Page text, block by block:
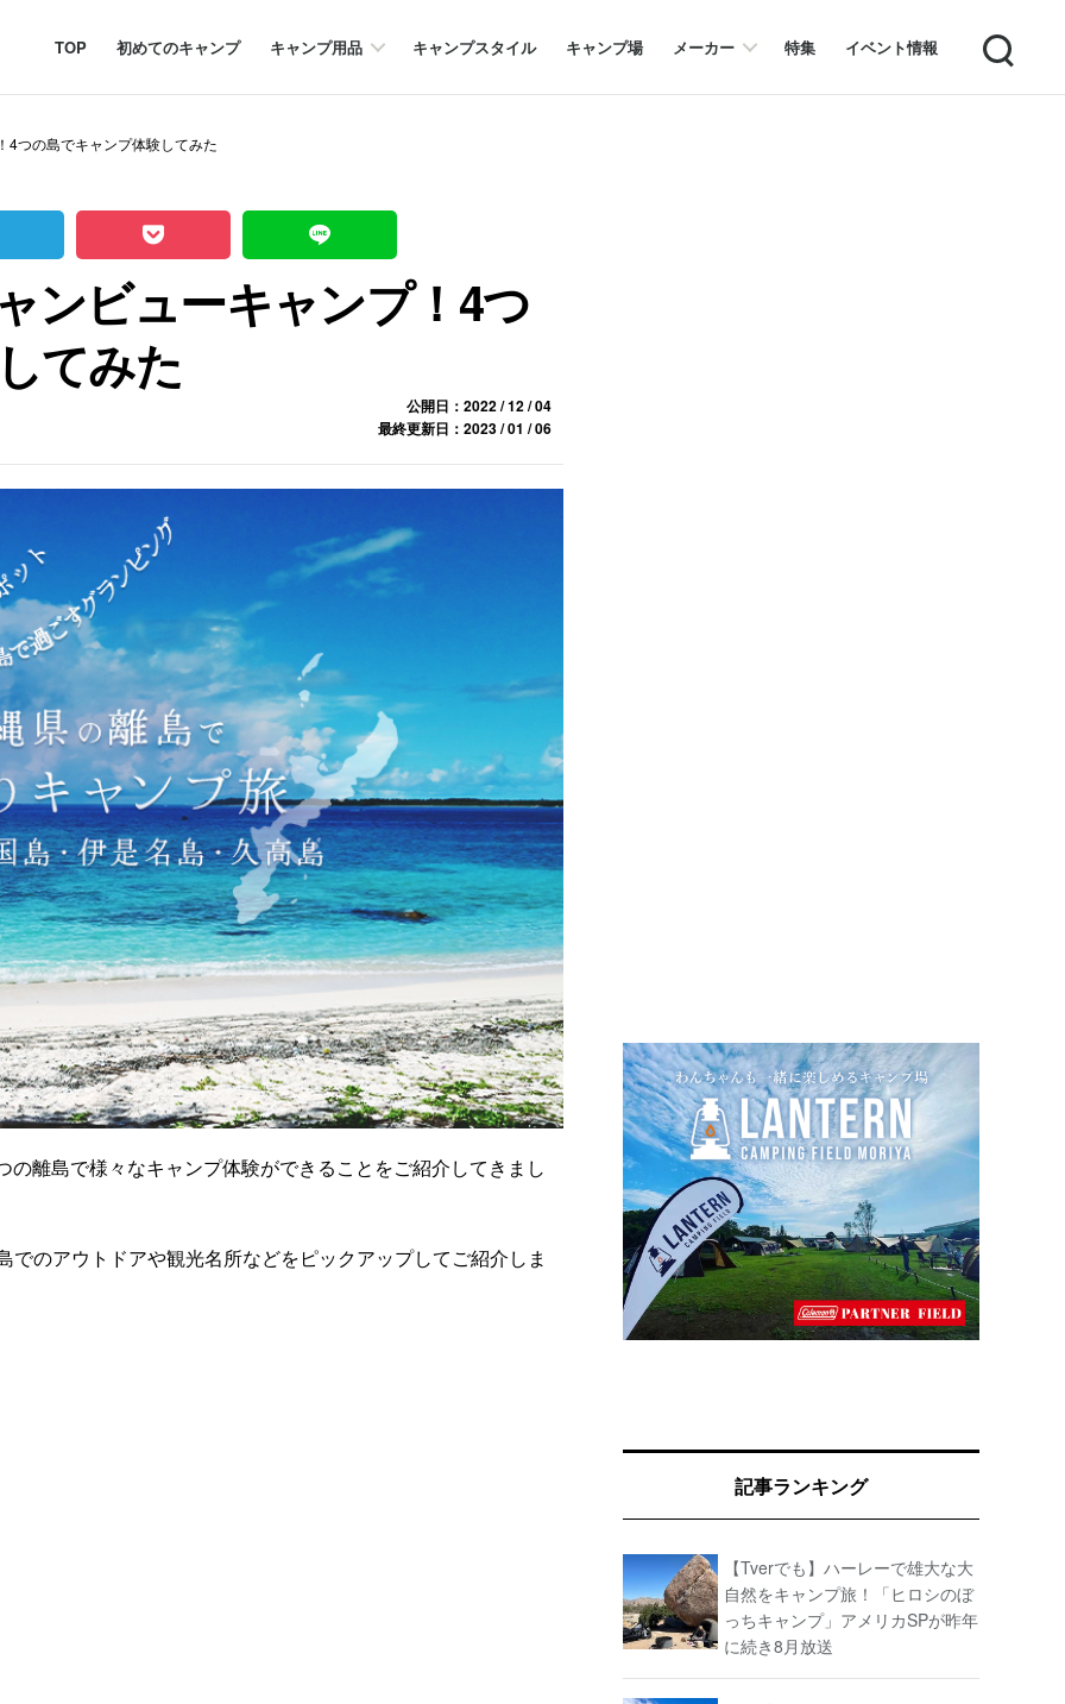
TOP 初めてのキャンプ キャンプ用品 キャンプスタイル キャンプ場 メーカー 特集 イベント情報 Search
4つの島でキャンプ体験してみた
ンビューキャンプ！4つ
てみた
公開日：2022 / 12 / 04
最終更新日：2023 / 01 / 06
離島で様々なキャンプ体験ができることをご紹介してきまし
のアウトドアや観光名所などをピックアップしてご紹介しま
記事ランキング
【Tverでも】ハーレーで雄大な大
自然をキャンプ旅！「ヒロシのぼ
っちキャンプ」アメリカSPが昨年
に続き8月放送